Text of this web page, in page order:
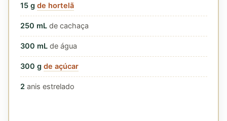
15 g de hortelã
250 mL de cachaça
300 mL de água
300 g de açúcar
2 anis estrelado